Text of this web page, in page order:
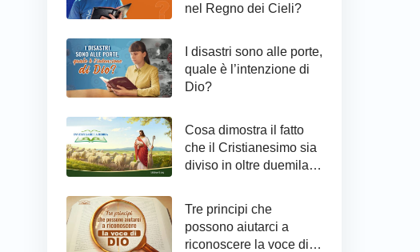
nel Regno dei Cieli?
I disastri sono alle porte,
quale è l’intenzione di
Dio?
Cosa dimostra il fatto
che il Cristianesimo sia
diviso in oltre duemila
Tre principi che
possono aiutarci a
riconoscere la voce di